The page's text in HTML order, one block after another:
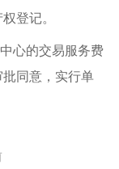
登记。
心的交易服务费
同意，实行单